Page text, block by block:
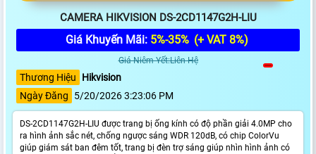
CAMERA HIKVISION DS-2CD1147G2H-LIU
Giá Khuyến Mãi: 5%-35% (+ VAT 8%)
Giá Niêm Yết:Liên Hệ
Thương Hiệu
Hikvision
Ngày Đăng
5/20/2026 3:23:06 PM
DS-2CD1147G2H-LIU được trang bị ống kính có độ phần giải 4.0MP cho
ra hình ảnh sắc nét, chống ngược sáng WDR 120dB, có chip ColorVu
giúp giám sát ban đêm tốt, trang bị đèn trợ sáng giúp nhìn hình ảnh có